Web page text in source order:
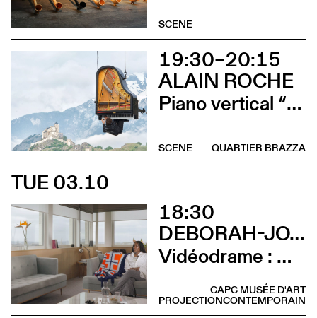
SCENE
19:30–20:15
ALAIN ROCHE
Piano vertical “Chantier”
QUARTIER BRAZZA
SCENE
TUE 03.10
18:30
DEBORAH-JOYCE HOLMAN
Vidéodrame : Moment 2 (Vernissage avec lancement de publication et rencontre avec l’artiste)
CAPC MUSÉE D'ART
CONTEMPORAIN
PROJECTION